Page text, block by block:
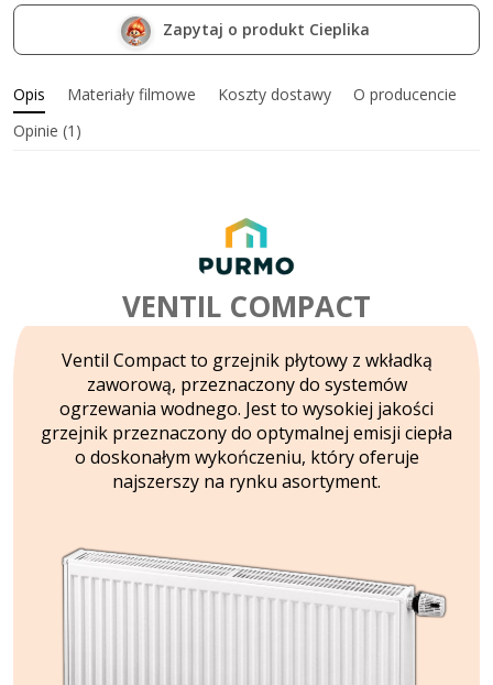
Zapytaj o produkt Cieplika
Opis Materiały filmowe Koszty dostawy
O producencie
Opinie (1)
VENTIL COMPACT
Ventil Compact to grzejnik płytowy z wkładką
zaworową, przeznaczony do systemów
ogrzewania wodnego. Jest to wysokiej jakości
grzejnik przeznaczony do optymalnej emisji ciepła
o doskonałym wykończeniu, który oferuje
najszerszy na rynku asortyment.